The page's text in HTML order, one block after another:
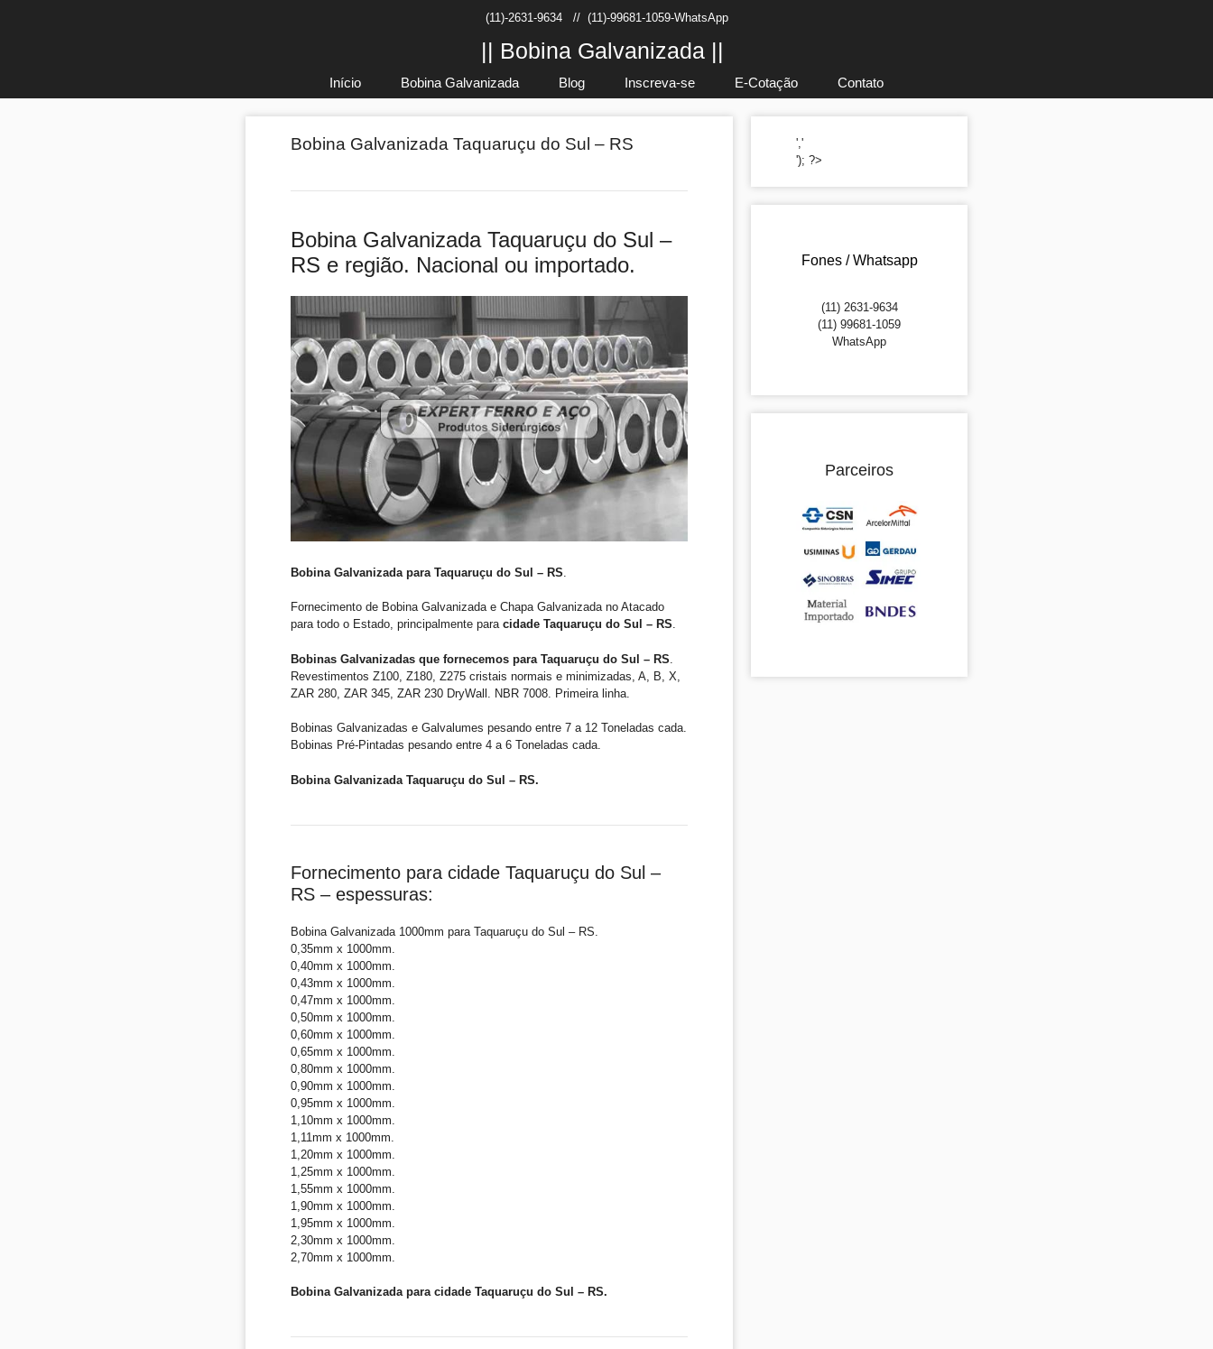
(11)-2631-9634// (11)-99681-1059-WhatsApp
|| Bobina Galvanizada ||
Início Bobina Galvanizada Blog Inscreva-se E-Cotação Contato
Bobina Galvanizada Taquaruçu do Sul – RS
Bobina Galvanizada Taquaruçu do Sul –
RS e região. Nacional ou importado.
Bobina Galvanizada para Taquaruçu do Sul – RS
Fornecimento de Bobina Galvanizada e Chapa Galvanizada no Atacado
para todo o Estado, principalmente para cidade Taquaruçu do Sul – RS.
Bobinas Galvanizadas que fornecemos para Taquaruçu do Sul – RS
Revestimentos Z100, Z180, Z275 cristais normais e minimizadas, A, B, X,
ZAR 280, ZAR 345, ZAR 230 DryWall. NBR 7008. Primeira linha.
Bobinas Galvanizadas e Galvalumes pesando entre 7 a 12 Toneladas cada.
Bobinas Pré-Pintadas pesando entre 4 a 6 Toneladas cada.
Bobina Galvanizada Taquaruçu do Sul – RS.
Fornecimento para cidade Taquaruçu do Sul –
RS – espessuras:
Bobina Galvanizada 1000mm para Taquaruçu do Sul – RS.
0,35mm x 1000mm.
0,40mm x 1000mm.
0,43mm x 1000mm.
0,47mm x 1000mm.
0,50mm x 1000mm.
0,60mm x 1000mm.
0,65mm x 1000mm.
0,80mm x 1000mm.
0,90mm x 1000mm.
0,95mm x 1000mm.
1,10mm x 1000mm.
1,11mm x 1000mm.
1,20mm x 1000mm.
1,25mm x 1000mm.
1,55mm x 1000mm.
1,90mm x 1000mm.
1,95mm x 1000mm.
2,30mm x 1000mm.
2,70mm x 1000mm.
Bobina Galvanizada para cidade Taquaruçu do Sul – RS.
','
'); ?>
Fones / Whatsapp
(11) 2631-9634
(11) 99681-1059
WhatsApp
Parceiros